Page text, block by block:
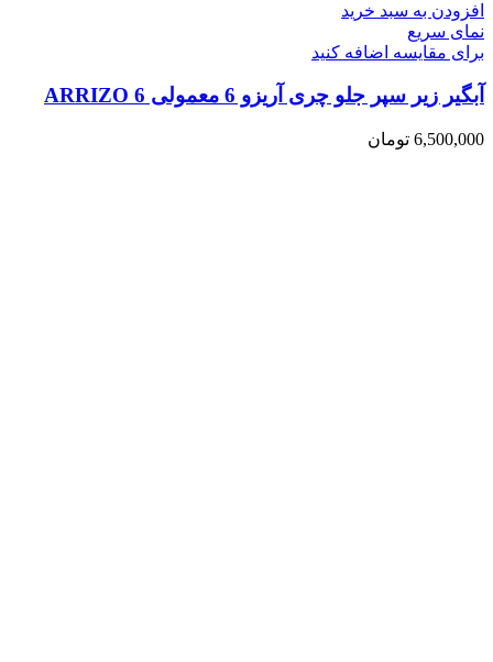
افزودن به سبد خرید
نمای سریع
برای مقایسه اضافه کنید
آبگیر زیر سپر جلو چری آریزو 6 معمولی ARRIZO 6
6,500,000 تومان